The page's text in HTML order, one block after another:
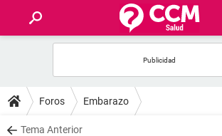
FOROS
SALUD
Foros Embarazo
Tema Anterior